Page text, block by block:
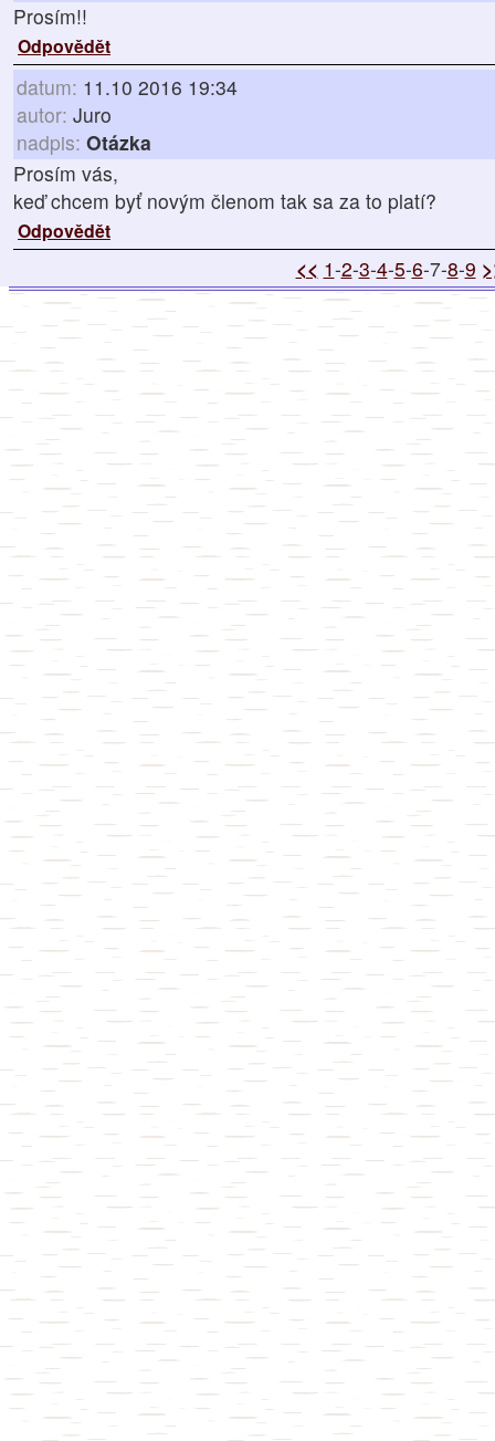
Prosím!!
Odpovědět
datum: 11.10 2016 19:34
autor: Juro
nadpis: Otázka
Prosím vás,
keď chcem byť novým členom tak sa za to platí?
Odpovědět
<< 1-2-3-4-5-6-7-8-9